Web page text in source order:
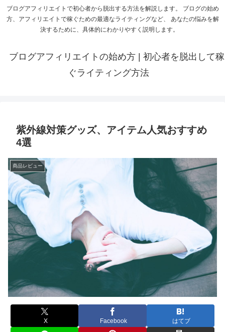
ブログアフィリエイトで初心者から脱出する方法を解説します。 ブログの始め
方、アフィリエイトで稼ぐための最適なライティングなど、 あなたの悩みを解
決するために、具体的にわかりやすく説明します。
ブログアフィリエイトの始め方 | 初心者を脱出して稼
ぐライティング方法
紫外線対策グッズ、アイテム人気おすすめ
4選
商品レビュー
X Facebook はてブ